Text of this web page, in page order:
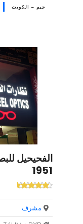
جيم – الكويت
1951
مشرف